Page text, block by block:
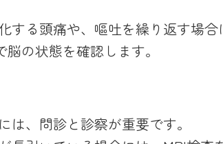
する頭痛や、嘔吐を繰り返す場
の状態を確認します。
、問診と診察が重要です。